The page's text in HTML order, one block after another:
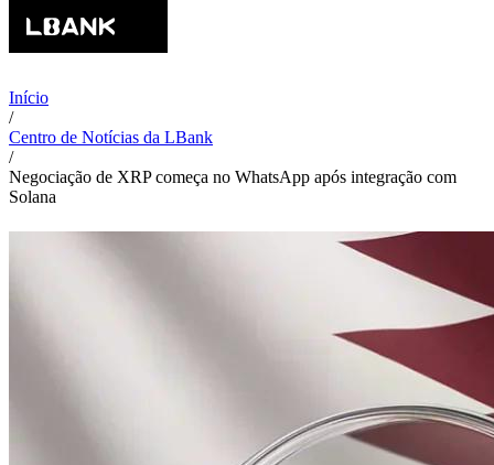
Início
/
Centro de Notícias da LBank
/
Negociação de XRP começa no WhatsApp após integração com
Solana